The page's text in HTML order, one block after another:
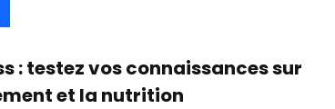
: testez vos connaissances sur
et la nutrition